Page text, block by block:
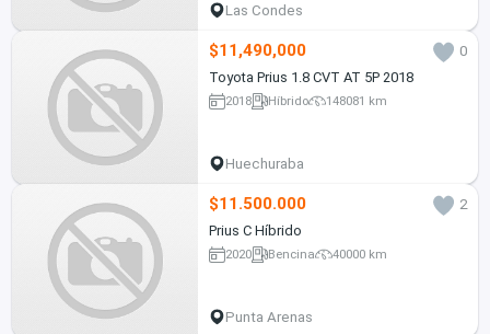
Las Condes
$11,490,000
0
Toyota Prius 1.8 CVT AT 5P 2018
2018 Híbrido 148081 km
Huechuraba
$11.500.000
2
Prius C Híbrido
2020 Bencina 40000 km
Punta Arenas